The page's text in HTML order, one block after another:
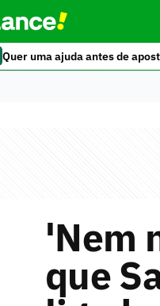
Quer uma ajuda antes de
'Nem
que